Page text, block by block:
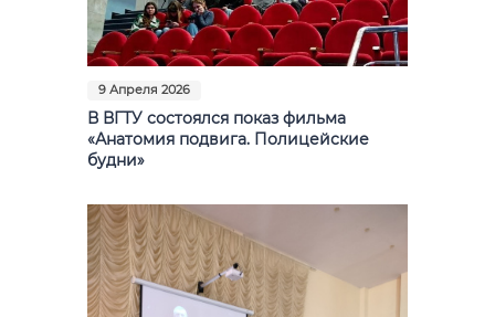
9 Апреля 2026
В ВГТУ состоялся показ фильма
«Анатомия подвига. Полицейские
будни»